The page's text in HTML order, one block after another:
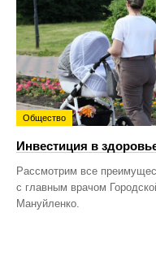
Общество
Инвестиция в
Рассмотрим все
с главным врачом
Мануйленко.